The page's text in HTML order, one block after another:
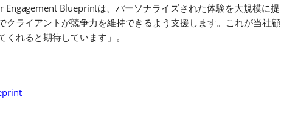
Engagement Blueprintは、パーソナライズされた体験を大規模に提
クライアントが競争力を維持できるよう支援します。これが当社顧
れると期待しています」。